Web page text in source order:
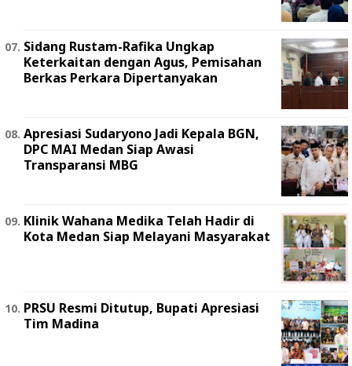
Sidang Rustam-Rafika Ungkap
Keterkaitan dengan Agus, Pemisahan
Berkas Perkara Dipertanyakan
Apresiasi Sudaryono Jadi Kepala BGN,
DPC MAI Medan Siap Awasi
Transparansi MBG
Klinik Wahana Medika Telah Hadir di
Kota Medan Siap Melayani Masyarakat
PRSU Resmi Ditutup, Bupati Apresiasi
Tim Madina